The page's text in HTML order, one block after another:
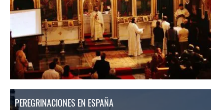
PEREGRINACIONES EN ESPAÑA